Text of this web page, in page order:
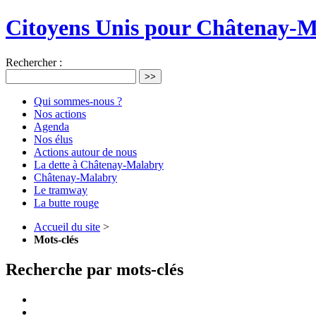
Citoyens Unis pour Châtenay-
Rechercher :
>>
Qui sommes-nous ?
Nos actions
Agenda
Nos élus
Actions autour de nous
La dette à Châtenay-Malabry
Châtenay-Malabry
Le tramway
La butte rouge
Accueil du site >
Mots-clés
Recherche par mots-clés